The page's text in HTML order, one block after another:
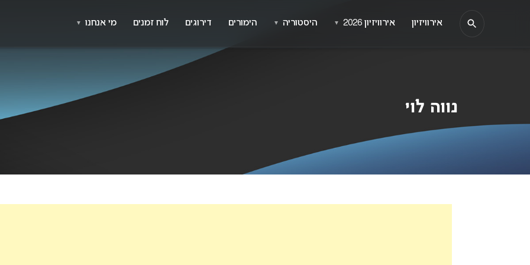
נווה לוי
אירוויזיון אירוויזיון 2026 ▼ היסטוריה ▼ הימורים דירוגים לוח זמנים מי אנחנו ▼